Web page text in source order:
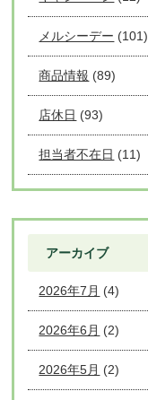
メルシーデー (101)
商品情報 (89)
店休日 (93)
担当者不在日 (11)
アーカイブ
2026年7月 (4)
2026年6月 (2)
2026年5月 (2)